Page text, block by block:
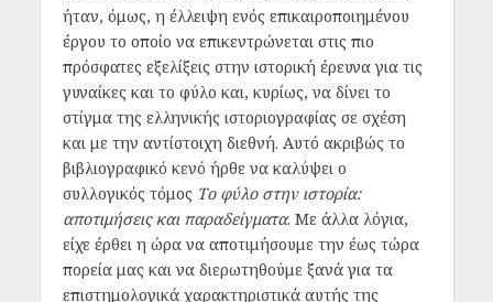
ήταν, όμως, η έλλειψη ενός επικαιροποιημένου
έργου το οποίο να επικεντρώνεται στις πιο
πρόσφατες εξελίξεις στην ιστορική έρευνα για τις
γυναίκες και το φύλο και, κυρίως, να δίνει το
στίγμα της ελληνικής ιστοριογραφίας σε σχέση
και με την αντίστοιχη διεθνή. Αυτό ακριβώς το
βιβλιογραφικό κενό ήρθε να καλύψει ο
συλλογικός τόμος Το φύλο στην ιστορία:
αποτιμήσεις και παραδείγματα. Με άλλα λόγια,
είχε έρθει η ώρα να αποτιμήσουμε την έως τώρα
πορεία μας και να διερωτηθούμε ξανά για τα
επιστημολογικά χαρακτηριστικά αυτής της